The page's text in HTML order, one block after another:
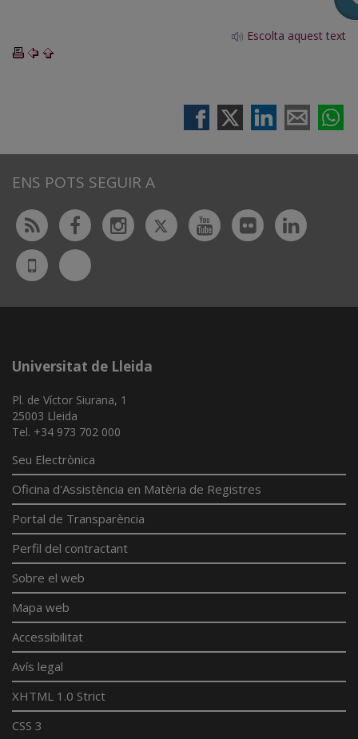
Escolta aquest text
ENS POTS SEGUIR A
Rss FacebookInstagram
TwitterYoutubeFlickr
UdL
App
Bluesky
Universitat de Lleida
Pl. de Víctor Siurana, 1
25003 Lleida
Tel. +34 973 702 000
Seu Electrònica
Oficina d'Assistència en Matèria de Registres
Portal de Transparència
Perfil del contractant
Sobre el web
Mapa web
Accessibilitat
Avís legal
XHTML 1.0 Strict
CSS 3